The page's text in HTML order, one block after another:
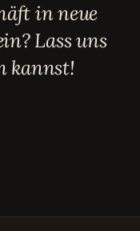
in neue
Lass uns
kannst!